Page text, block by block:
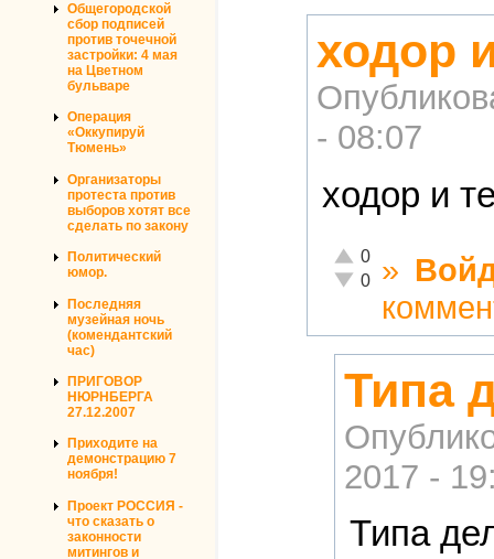
Общегородской
сбор подписей
против точечной
застройки: 4 мая
на Цветном
бульваре
Операция
«Оккупируй
Тюмень»
Организаторы
протеста против
выборов хотят все
сделать по закону
Политический
юмор.
Последняя
музейная ночь
(комендантский
час)
ПРИГОВОР
НЮРНБЕРГА
27.12.2007
Приходите на
демонстрацию 7
ноября!
Проект РОССИЯ -
что сказать о
законности
митингов и
ходор
- 08:07
ходор и
Отлично!
0
Неадекватно!
0 »
Типа
2017 -
Типа